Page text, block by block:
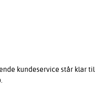
kundeservice står klar til